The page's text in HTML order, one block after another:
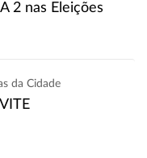
2 nas Eleições
da Cidade